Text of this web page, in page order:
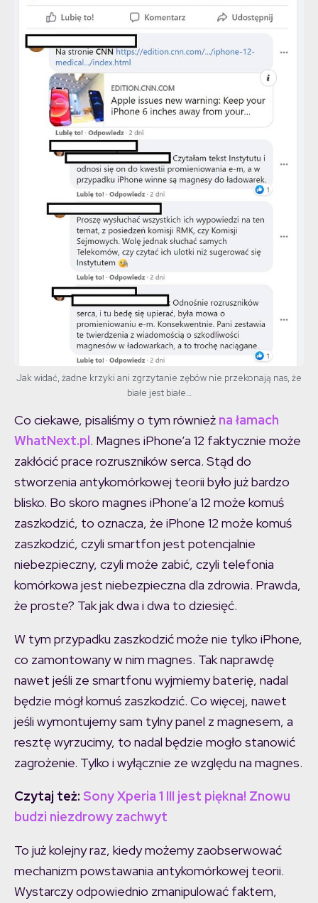
Jak widać, żadne krzyki ani zgrzytanie zębów nie przekonają nas, że
białe jest białe…
Co ciekawe, pisaliśmy o tym również na łamach
WhatNext.pl. Magnes iPhone’a 12 faktycznie może
zakłócić prace rozruszników serca. Stąd do
stworzenia antykomórkowej teorii było już bardzo
blisko. Bo skoro magnes iPhone’a 12 może komuś
zaszkodzić, to oznacza, że iPhone 12 może komuś
zaszkodzić, czyli smartfon jest potencjalnie
niebezpieczny, czyli może zabić, czyli telefonia
komórkowa jest niebezpieczna dla zdrowia. Prawda,
że proste? Tak jak dwa i dwa to dziesięć.
W tym przypadku zaszkodzić może nie tylko iPhone,
co zamontowany w nim magnes. Tak naprawdę
nawet jeśli ze smartfonu wyjmiemy baterię, nadal
będzie mógł komuś zaszkodzić. Co więcej, nawet
jeśli wymontujemy sam tylny panel z magnesem, a
resztę wyrzucimy, to nadal będzie mogło stanowić
zagrożenie. Tylko i wyłącznie ze względu na magnes.
Czytaj też: Sony Xperia 1 III jest piękna! Znowu
budzi niezdrowy zachwyt
To już kolejny raz, kiedy możemy zaobserwować
mechanizm powstawania antykomórkowej teorii.
Wystarczy odpowiednio zmanipulować faktem,